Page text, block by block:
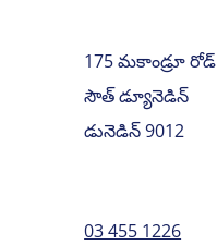
175 మకాండ్రూ రోడ్
సౌత్ డ్యూనెడిన్
డునెడిన్ 9012
03 455 1226